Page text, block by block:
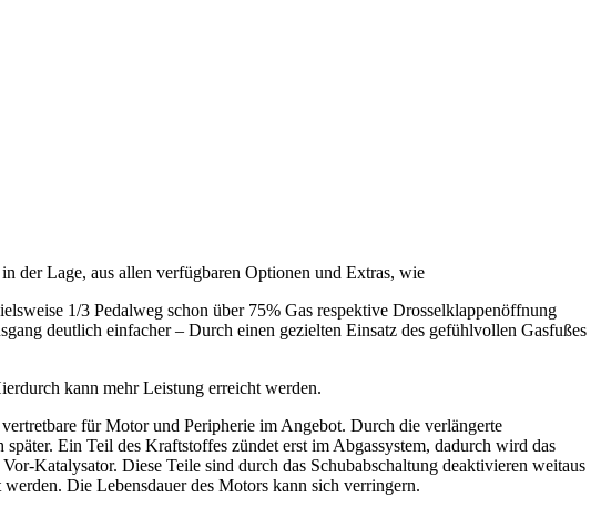
der Lage, aus allen verfügbaren Optionen und Extras, wie
1/3 Pedalweg schon über 75% Gas respektive Drosselklappenöffnung
deutlich einfacher – Durch einen gezielten Einsatz des gefühlvollen Gasfußes
kann mehr Leistung erreicht werden.
für Motor und Peripherie im Angebot. Durch die verlängerte
Ein Teil des Kraftstoffes zündet erst im Abgassystem, dadurch wird das
Katalysator. Diese Teile sind durch das Schubabschaltung deaktivieren weitaus
Die Lebensdauer des Motors kann sich verringern.